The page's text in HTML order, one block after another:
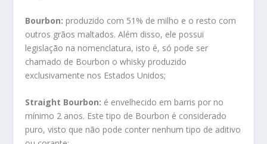
Bourbon: produzido com 51% de milho e o resto com
outros grãos maltados. Além disso, ele possui
legislação na nomenclatura, isto é, só pode ser
chamado de Bourbon o whisky produzido
exclusivamente nos Estados Unidos;
Straight Bourbon: é envelhecido em barris por no
mínimo 2 anos. Este tipo de Bourbon é considerado
puro, visto que não pode conter nenhum tipo de aditivo